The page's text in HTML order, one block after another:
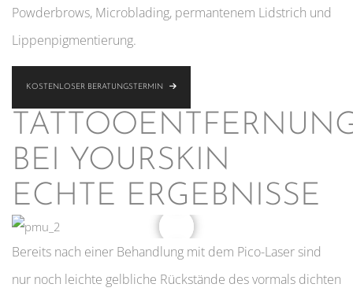
Powderbrows, Microblading, permantenem Lidstrich und
Lippenpigmentierung.
KOSTENLOSER BERATUNGSTERMIN
BEI YOURSKIN
ECHTE ERGEBNISSE
Bereits nach einer Behandlung mit dem Pico-Laser sind
nur noch leichte gelbliche Rückstände des vormals dichten